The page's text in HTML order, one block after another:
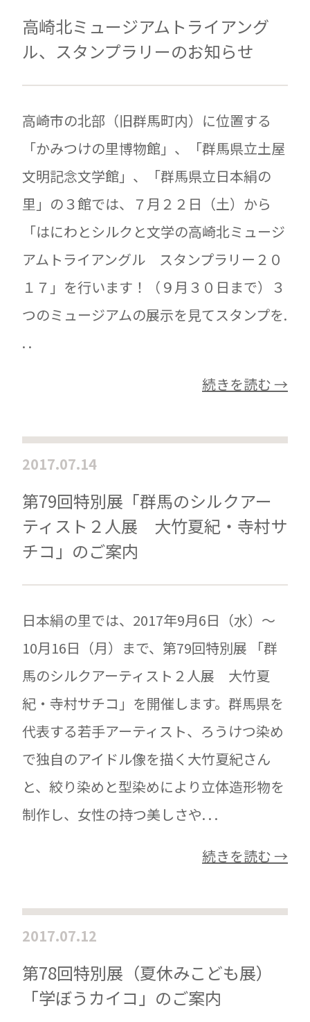
高崎北ミュージアムトライアング
ル、スタンプラリーのお知らせ
高崎市の北部（旧群馬町内）に位置する
「かみつけの里博物館」、「群馬県立土屋
文明記念文学館」、「群馬県立日本絹の
里」の３館では、７月２２日（土）から
「はにわとシルクと文学の高崎北ミュージ
アムトライアングル スタンプラリー２０
１７」を行います！（９月３０日まで）３
つのミュージアムの展示を見てスタンプを.
. .
続きを読む →
2017.07.14
第79回特別展「群馬のシルクアー
ティスト２人展 大竹夏紀・寺村サ
チコ」のご案内
日本絹の里では、2017年9月6日（水）～
10月16日（月）まで、第79回特別展 「群
馬のシルクアーティスト２人展 大竹夏
紀・寺村サチコ」を開催します。群馬県を
代表する若手アーティスト、ろうけつ染め
で独自のアイドル像を描く大竹夏紀さん
と、絞り染めと型染めにより立体造形物を
制作し、女性の持つ美しさや. . .
続きを読む →
2017.07.12
第78回特別展（夏休みこども展）
「学ぼうカイコ」のご案内